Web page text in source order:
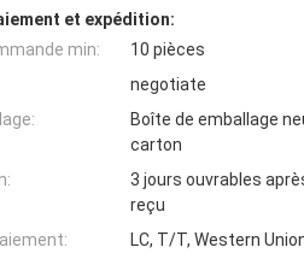
et expédition:
min:
10 pièces
negotiate
Boîte de emballage
carton
3 jours ouvrables
reçu
LC, T/T, Western